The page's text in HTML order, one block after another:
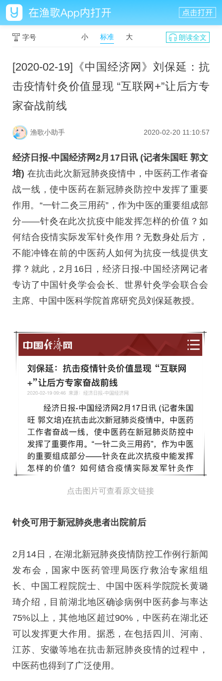
字号 小 标准 大 朗读全文
[2020-02-19]《中国经济网》刘保延：抗
击疫情针灸价值显现 “互联网+”让后方专
家奋战前线
渔歌小助手 2020-02-20 11:10:57
经济日报-中国经济网2月17日讯 (记者朱国旺 郭文
培) 在抗击此次新冠肺炎疫情中，中医药工作者奋
战一线，使中医药在新冠肺炎防控中发挥了重要
作用。“一针二灸三用药”，作为中医的重要组成部
分——针灸在此次抗疫中能发挥怎样的价值？如
何结合疫情实际发军针灸作用？无数身处后方，
不能冲锋在前的中医药人如何为抗疫一线提供支
撑？就此，2月16日，经济日报-中国经济网记者
专访了中国针灸学会会长、世界针灸学会联合会
主席、中国中医科学院首席研究员刘保延教授。
点击图片可查看原文链接
针灸可用于新冠肺炎患者出院前后
2月14日，在湖北新冠肺炎疫情防控工作例行新闻
发布会，国家中医药管理局医疗救治专家组组
长、中国工程院院士、中国中医科学院院长黄璐
琦介绍，目前湖北地区确诊病例中医药参与率达
75%以上，其他地区超过90%，中医药在湖北还
可以发挥更大作用。据悉，在包括四川、河南、
江苏、安徽等地在抗击新冠肺炎疫情的过程中，
中医药也得到了广泛使用。